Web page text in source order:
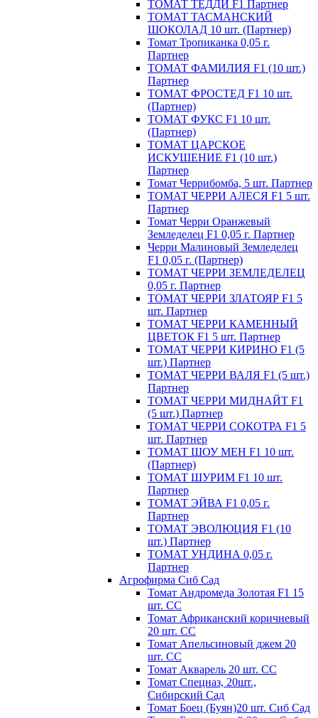
ТОМАТ ТЕДДИ F1 Партнер
ТОМАТ ТАСМАНСКИЙ
ШОКОЛАД 10 шт. (Партнер)
Томат Тропиканка 0,05 г.
Партнер
ТОМАТ ФАМИЛИЯ F1 (10 шт.)
Партнер
ТОМАТ ФРОСТЕД F1 10 шт.
(Партнер)
ТОМАТ ФУКС F1 10 шт.
(Партнер)
ТОМАТ ЦАРСКОЕ
ИСКУШЕНИЕ F1 (10 шт.)
Партнер
Томат Черрибомба, 5 шт. Партнер
ТОМАТ ЧЕРРИ АЛЕСЯ F1 5 шт.
Партнер
Томат Черри Оранжевый
Земледелец F1 0,05 г. Партнер
Черри Малиновый Земледелец
F1 0,05 г. (Партнер)
ТОМАТ ЧЕРРИ ЗЕМЛЕДЕЛЕЦ
0,05 г. Партнер
ТОМАТ ЧЕРРИ ЗЛАТОЯР F1 5
шт. Партнер
ТОМАТ ЧЕРРИ КАМЕННЫЙ
ЦВЕТОК F1 5 шт. Партнер
ТОМАТ ЧЕРРИ КИРИНО F1 (5
шт.) Партнер
ТОМАТ ЧЕРРИ ВАЛЯ F1 (5 шт.)
Партнер
ТОМАТ ЧЕРРИ МИДНАЙТ F1
(5 шт.) Партнер
ТОМАТ ЧЕРРИ СОКОТРА F1 5
шт. Партнер
ТОМАТ ШОУ МЕН F1 10 шт.
(Партнер)
ТОМАТ ШУРИМ F1 10 шт.
Партнер
ТОМАТ ЭЙВА F1 0,05 г.
Партнер
ТОМАТ ЭВОЛЮЦИЯ F1 (10
шт.) Партнер
ТОМАТ УНДИНА 0,05 г.
Партнер
Агрофирма Сиб Сад
Томат Андромеда Золотая F1 15
шт. СС
Томат Африканский коричневый
20 шт. СС
Томат Апельсиновый джем 20
шт. СС
Томат Акварель 20 шт. СС
Томат Спецназ, 20шт.,
Сибирский Сад
Томат Боец (Буян)20 шт. Сиб Сад